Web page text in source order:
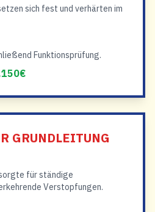
sich fest und verhärten im
Funktionsprüfung.
GRUNDLEITUNG
für ständige
Verstopfungen.